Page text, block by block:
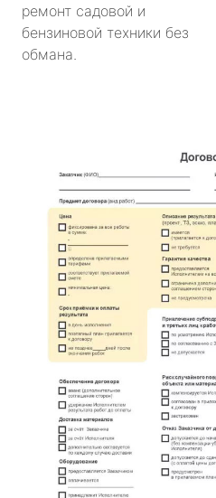
ремонт садовой и
бензиновой техники без
обмана.